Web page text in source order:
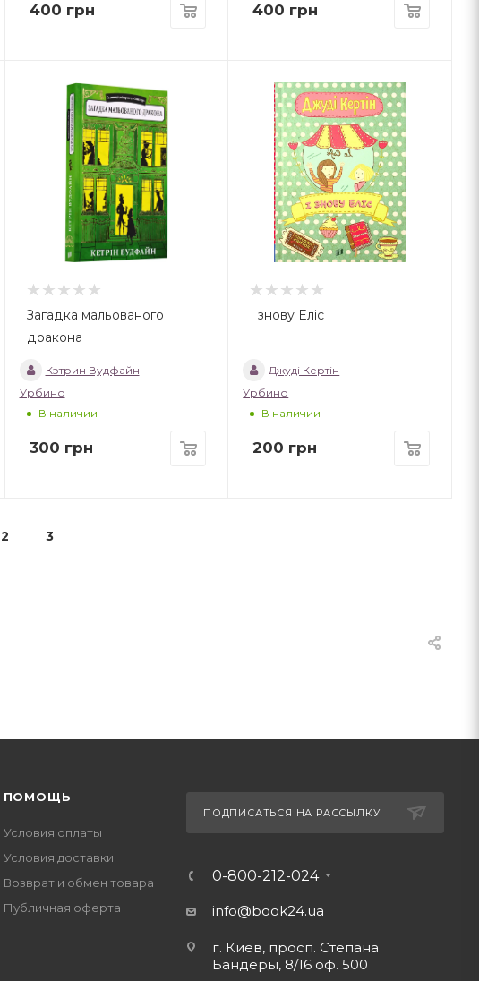
400 грн 400 грн
Загадка мальованого
дракона
Кэтрин Вудфайн
Урбино
В наличии
300 грн
І знову Еліс
Джуді Кертін
Урбино
В наличии
200 грн
2 3
ПОМОЩЬ
Условия оплаты
Условия доставки
Возврат и обмен товара
Публичная оферта
ПОДПИСАТЬСЯ НА РАССЫЛКУ
0-800-212-024
info@book24.ua
г. Киев, просп. Степана
Бандеры, 8/16 оф. 500